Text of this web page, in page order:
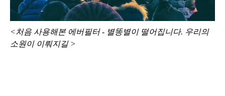
<처음 사용해본 에버필터 - 별똥별이 떨어집니다. 우리의
소원이 이뤄지길 >